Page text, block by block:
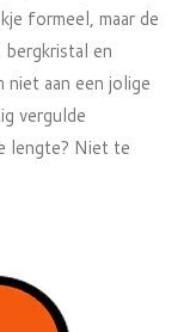
formeel, maar de
en
aan een jolige
vergulde
lengte? Niet te